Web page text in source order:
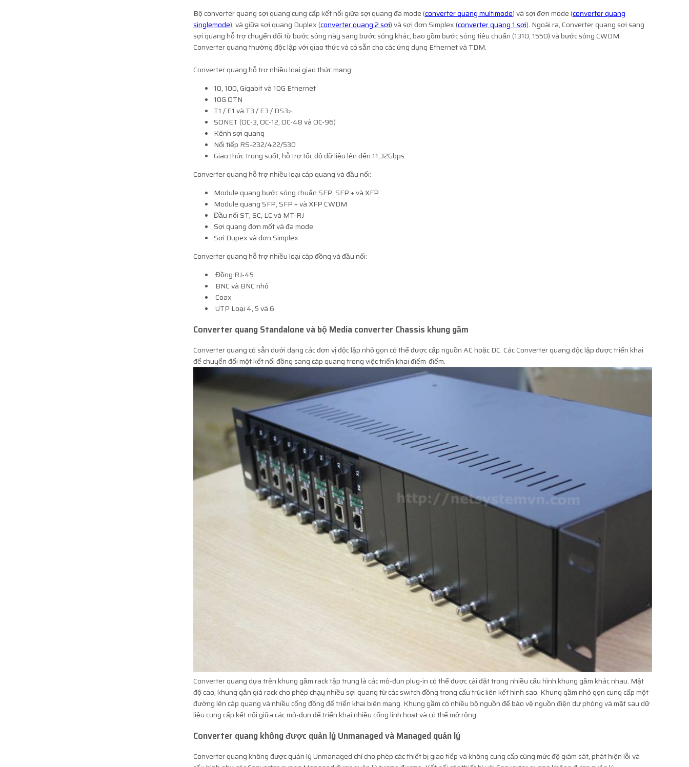
Bộ converter quang sợi quang cung cấp kết nối giữa sợi quang đa mode (converter quang multimode) và sợi đơn mode (converter quang
singlemode), và giữa sợi quang Duplex (converter quang 2 sợi) và sợi đơn Simplex (converter quang 1 sợi). Ngoài ra, Converter quang sợi sang
sợi quang hỗ trợ chuyển đổi từ bước sóng này sang bước sóng khác, bao gồm bước sóng tiêu chuẩn (1310, 1550) và bước sóng CWDM.
Converter quang thường độc lập với giao thức và có sẵn cho các ứng dụng Ethernet và TDM.
Converter quang hỗ trợ nhiều loại giao thức mạng:
10, 100, Gigabit và 10G Ethernet
10G OTN
T1 / E1 và T3 / E3 / DS3>
SONET (OC-3, OC-12, OC-48 và OC-96)
Kênh sợi quang
Nối tiếp RS-232/422/530
Giao thức trong suốt, hỗ trợ tốc độ dữ liệu lên đến 11,32Gbps
Converter quang hỗ trợ nhiều loại cáp quang và đầu nối:
Module quang bước sóng chuẩn SFP, SFP + và XFP
Module quang SFP, SFP + và XFP CWDM
Đầu nối ST, SC, LC và MT-RJ
Sợi quang đơn mốt và đa mode
Sợi Dupex và đơn Simplex
Converter quang hỗ trợ nhiều loại cáp đồng và đầu nối:
Đồng RJ-45
BNC và BNC nhỏ
Coax
UTP Loại 4, 5 và 6
Converter quang Standalone và bộ Media converter Chassis khung gầm
Converter quang có sẵn dưới dạng các đơn vị độc lập nhỏ gọn có thể được cấp nguồn AC hoặc DC. Các Converter quang độc lập được triển khai
để chuyển đổi một kết nối đồng sang cáp quang trong việc triển khai điểm-điểm.
Converter quang dựa trên khung gầm rack tập trung là các mô-đun plug-in có thể được cài đặt trong nhiều cấu hình khung gầm khác nhau. Mật
độ cao, khung gắn giá rack cho phép chạy nhiều sợi quang từ các switch đồng trong cấu trúc liên kết hình sao. Khung gầm nhỏ gọn cung cấp một
đường lên cáp quang và nhiều cổng đồng để triển khai biên mạng. Khung gầm có nhiều bộ nguồn để bảo vệ nguồn điện dự phòng và mặt sau dữ
liệu cung cấp kết nối giữa các mô-đun để triển khai nhiều cổng linh hoạt và có thể mở rộng.
Converter quang không được quản lý Unmanaged và Managed quản lý
Converter quang không được quản lýUnmanagedchỉ cho phép các thiết bị giao tiếp và không cung cấp cùng mức độ giám sát, phát hiện lỗi và